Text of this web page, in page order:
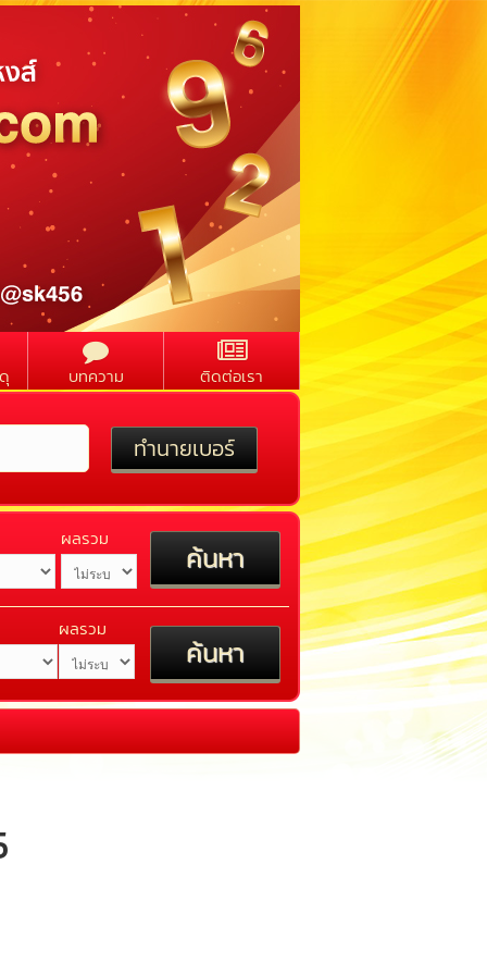
บทความ ติดต่อเรา
ผลรวม
ผลรวม